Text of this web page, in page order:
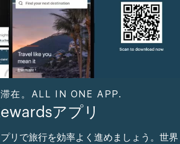
在。ALL IN ONE APP.
アプリ
リで旅行を効率よく進めましょう。世界